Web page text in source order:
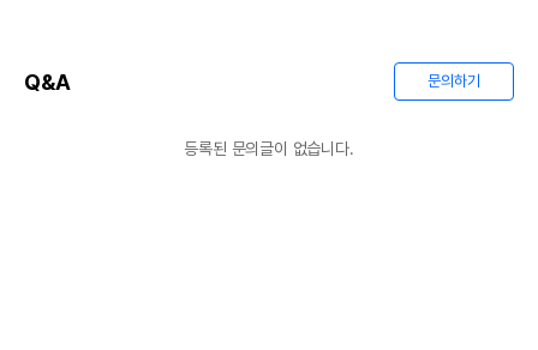
Q&A 문의하기
등록된 문의글이 없습니다.